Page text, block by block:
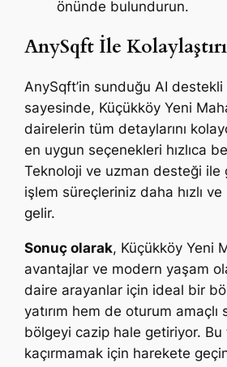
önünde bulundurun.
AnySqft İle
AnySqft’in sunduğu AI
sayesinde, Küçükköy Yeni
dairelerin tüm detaylarını
en uygun seçenekleri hızlıca
Teknoloji ve uzman desteği ile
işlem süreçleriniz daha hızlı
gelir.
Sonuç olarak, Küçükköy Yeni
avantajlar ve modern yaşam
daire arayanlar için ideal bir
yatırım hem de oturum amaçlı
bölgeyi cazip hale getiriyor. Bu
kaçırmamak için harekete